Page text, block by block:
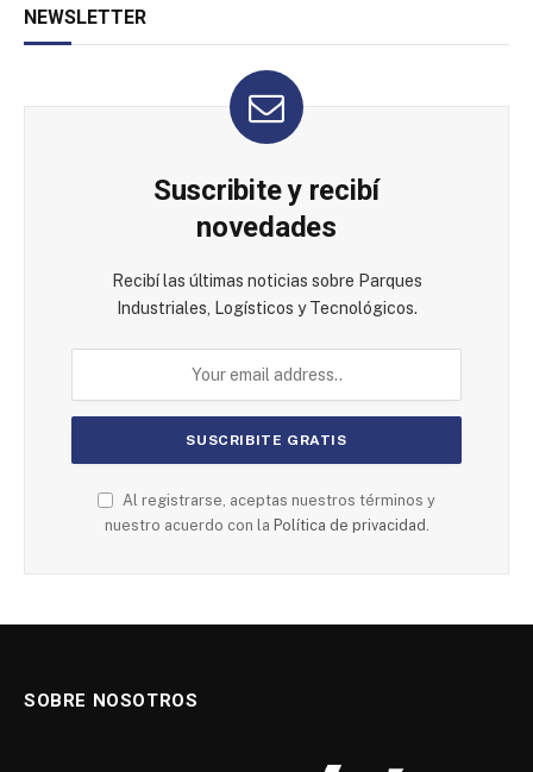
NEWSLETTER
Suscribite y recibí
novedades
Recibí las últimas noticias sobre Parques
Industriales, Logísticos y Tecnológicos.
Al registrarse, aceptas nuestros términos y
nuestro acuerdo con la Política de privacidad.
SOBRE NOSOTROS